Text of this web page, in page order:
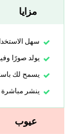
مزايا
سهل
يولد صورًا
يسمح لك
ينشر مباشرة
عيوب